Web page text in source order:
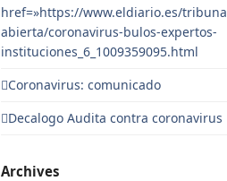
href=»https://www.eldiario.es/tribuna
abierta/coronavirus-bulos-expertos-
instituciones_6_1009359095.html
Coronavirus: comunicado
Decalogo Audita contra coronavirus
Archives